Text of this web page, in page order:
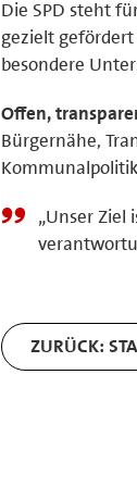
Die SPD steht
gezielt
besondere
Offen,
Bürgernähe,
„Unser Ziel
ZURÜCK: